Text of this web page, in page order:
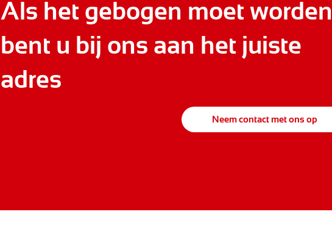
Als het gebogen moet worden
bent u bij ons aan het juiste
adres
Neem contact met ons op